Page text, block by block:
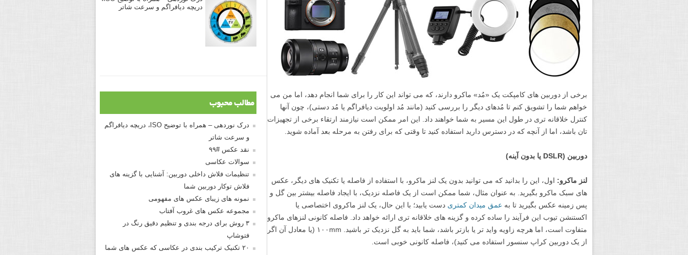
برخی از دوربین های کامپکت یک «مُد» ماکرو دارند، که می تواند این کار را برای شما انجام دهد، اما من می
خواهم شما را تشویق کنم تا مُدهای دیگر را بررسی کنید (مانند مُد اولویت دیافراگم یا مُد دستی)، چون آنها
کنترل خلاقانه تری در طول این مسیر به شما خواهند داد. این امر ممکن است نیازمند ارتقاء برخی از تجهیزات
تان باشد، اما از آنچه که در دسترس دارید استفاده کنید تا وقتی که برای رفتن به مرحله بعد آماده شوید.
دوربین (DSLR یا بدون آینه)
لنز ماکرو: اول، این را بدانید که می توانید بدون یک لنز ماکرو، با استفاده از فاصله یا تکنیک های دیگر، عکس
های سبک ماکرو بگیرید. به عنوان مثال، شما ممکن است از یک فاصله نزدیک، با ایجاد فاصله بیشتر بین گل و
پس زمینه عکس بگیرید تا به عمق میدان کمتری دست یابید؛ با این حال، یک لنز ماکروی اختصاصی یا
اکستنشن تیوب این فرآیند را ساده کرده و گزینه های خلاقانه تری ارائه خواهد داد. فاصله کانونی لنزهای ماکرو
متفاوت است، اما هرچه زاویه واید تر یا بازتر باشد، شما باید به گل نزدیک تر باشید. ۱۰۰mm (یا معادل آن اگر
از یک دوربین کراپ سنسور استفاده می کنید)، فاصله کانونی خوبی است.
دریچه دیافراگم و سرعت شاتر
مطالب محبوب
درک نوردهی – همراه با توضیح ISO، دریچه دیافراگم
و سرعت شاتر
نقد عکس #۹۹
سوالات عکاسی
تنظیمات فلاش داخلی دوربین: آشنایی با گزینه های
فلاش توکار دوربین شما
نمونه های زیبای عکس های مفهومی
مجموعه عکس های غروب آفتاب
۳ روش برای درجه بندی و تنظیم دقیق رنگ در
فتوشاپ
۲۰ تکنیک ترکیب بندی در عکاسی که عکس های شما